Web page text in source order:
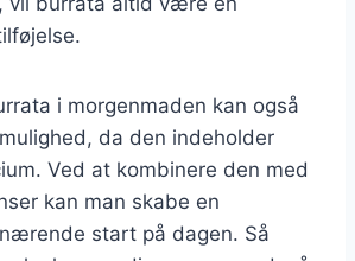
i morgenmaden kan også
da den indeholder
Ved at kombinere den med
kan man skabe en
start på dagen. Så